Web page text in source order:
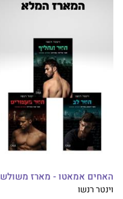
האחים אמאטו - מארז משולש
וינטר רנשו